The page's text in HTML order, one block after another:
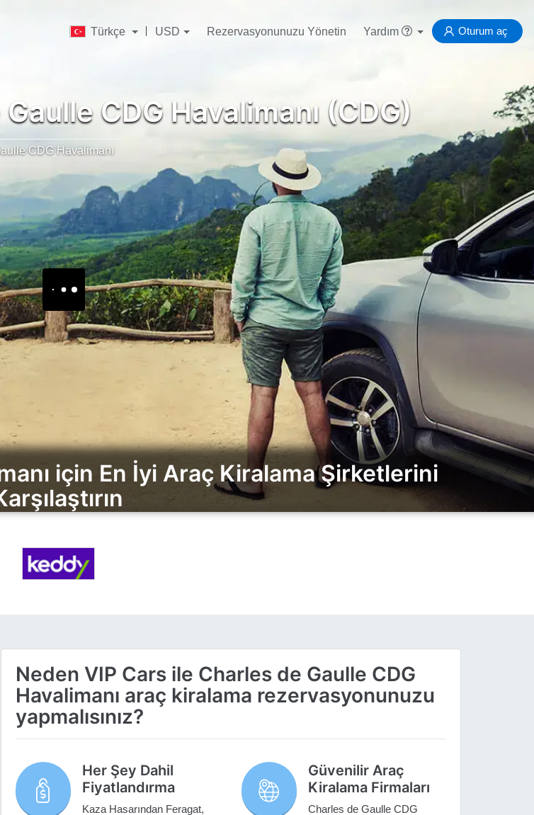
Türkçe USD Rezervasyonunuzu Yönetin Yardım Oturum aç
CDG Havalimanı (CDG)
CDG Havalimanı
için En İyi Araç Kiralama Şirketlerini
Neden VIP Cars ile Charles de Gaulle CDG
Havalimanı araç kiralama rezervasyonunuzu
yapmalısınız?
Her Şey Dahil
Fiyatlandırma
Kaza Hasarından Feragat,
Güvenilir Araç
Kiralama Firmaları
Charles de Gaulle CDG